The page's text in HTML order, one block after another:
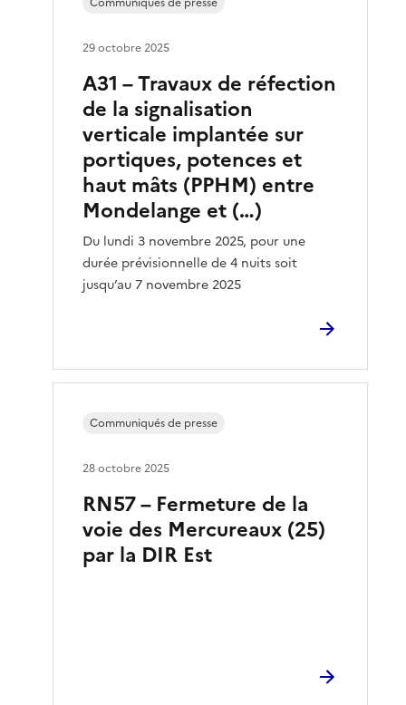
A31 – Travaux de réfection
de la signalisation
verticale implantée sur
portiques, potences et
haut mâts (PPHM) entre
Mondelange et (…)
Du lundi 3 novembre 2025, pour une
durée prévisionnelle de 4 nuits soit
jusqu’au 7 novembre 2025
29 octobre 2025
RN57 – Fermeture de la
voie des Mercureaux (25)
par la DIR Est
Communiqués de presse
28 octobre 2025